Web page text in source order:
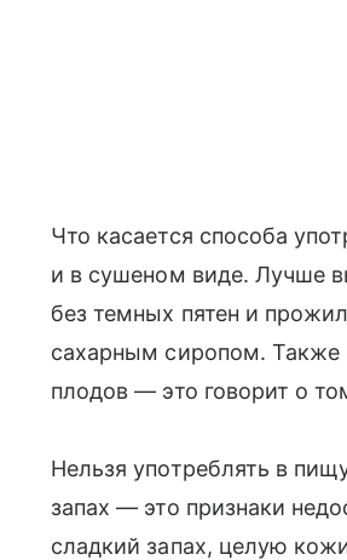
Что касается способа
и в сушеном виде. Лучше
без темных пятен и
сахарным сиропом. Также
плодов — это говорит о
Нельзя употреблять в
запах — это признаки
сладкий запах, целую